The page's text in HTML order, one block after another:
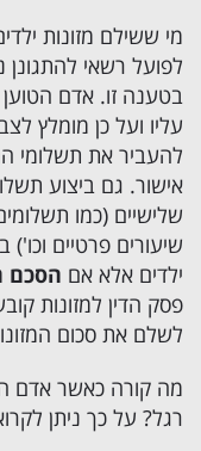
מי ששילם מזונות
לפועל רשאי להתגונן
בטענה זו. אדם
עליו ועל כן מומלץ
להעביר את תשלומי
אישור. גם ביצוע
שלישיים (כמו
שיעורים פרטיים וכו')
ילדים אלא אם הסכם
פסק הדין למזונות
לשלם את סכום
מה קורה כאשר אדם
רגל? על כך ניתן